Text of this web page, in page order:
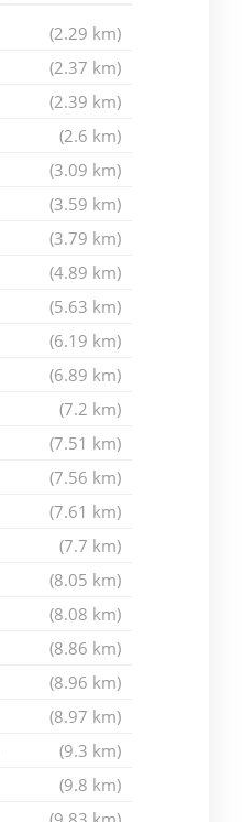
(2.29 km)
(2.37 km)
(2.39 km)
(2.6 km)
(3.09 km)
(3.59 km)
(3.79 km)
(4.89 km)
(5.63 km)
(6.19 km)
(6.89 km)
(7.2 km)
(7.51 km)
(7.56 km)
(7.61 km)
(7.7 km)
(8.05 km)
(8.08 km)
(8.86 km)
(8.96 km)
(8.97 km)
(9.3 km)
(9.8 km)